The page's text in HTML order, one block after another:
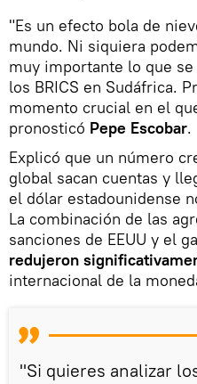
"Es un efecto bola de
mundo. Ni siquiera
muy importante lo que
los BRICS en Sudáfrica.
momento crucial en el
pronosticó Pepe Escobar.
Explicó que un número
global sacan cuentas y
el dólar estadounidense
La combinación de las
sanciones de EEUU y el
redujeron
internacional de la
"Si quieres analizar